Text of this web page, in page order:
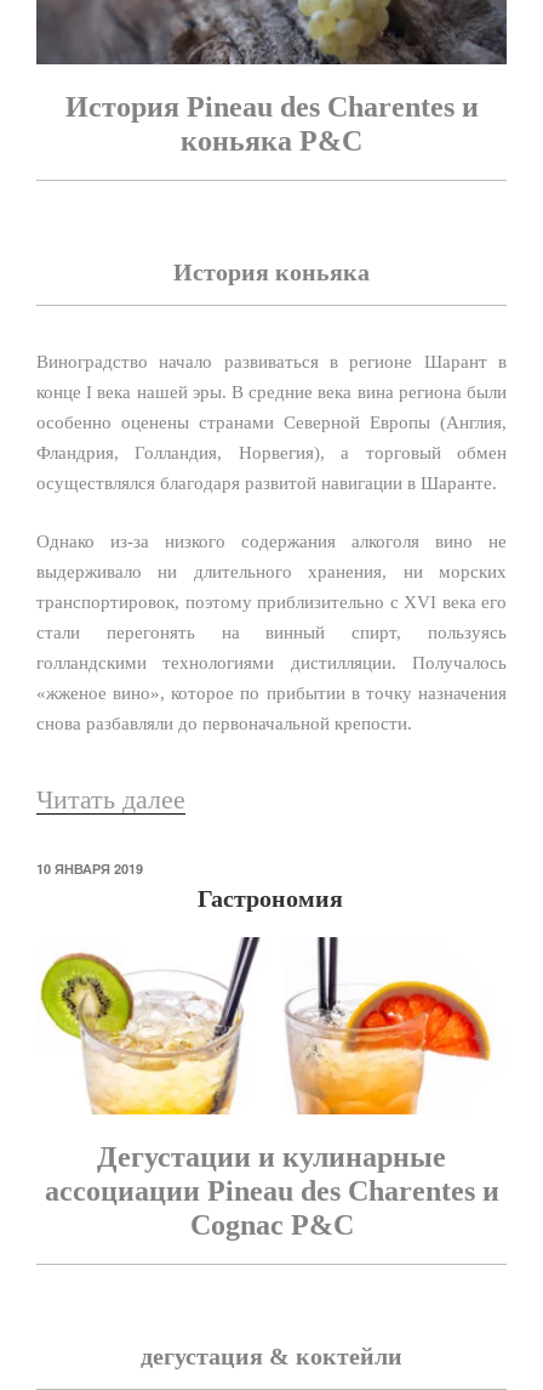
История Pineau des Charentes и
коньяка P&C
История коньяка
Виноградство начало развиваться в регионе Шарант в
конце I века нашей эры. В средние века вина региона были
особенно оценены странами Северной Европы (Англия,
Фландрия, Голландия, Норвегия), а торговый обмен
осуществлялся благодаря развитой навигации в Шаранте.
Однако из-за низкого содержания алкоголя вино не
выдерживало ни длительного хранения, ни морских
транспортировок, поэтому приблизительно с XVI века его
стали перегонять на винный спирт, пользуясь
голландскими технологиями дистилляции. Получалось
«жженое вино», которое по прибытии в точку назначения
снова разбавляли до первоначальной крепости.
Читать далее
ОПУБЛИКОВАНО
10 ЯНВАРЯ 2019
Гастрономия
Дегустации и кулинарные
ассоциации Pineau des Charentes и
Cognac P&C
дегустация & коктейли